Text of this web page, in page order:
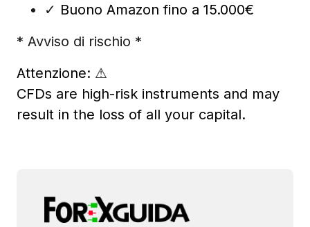
✓ Buono Amazon fino a 15.000€
* Avviso di rischio *
Attenzione: ⚠
CFDs are high-risk instruments and may
result in the loss of all your capital.